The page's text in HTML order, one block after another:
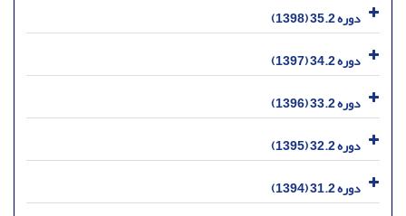
دوره 35.2 (1398)
دوره 34.2 (1397)
دوره 33.2 (1396)
دوره 32.2 (1395)
دوره 31.2 (1394)